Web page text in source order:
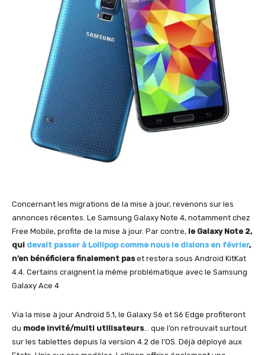
Concernant les migrations de la mise à jour, revenons sur les
annonces récentes. Le Samsung Galaxy Note 4, notamment chez
Free Mobile, profite de la mise à jour. Par contre, le Galaxy Note 2,
qui devait passer à Lollipop comme nous le disions en février,
n’en bénéficiera finalement paset restera sous Android KitKat
4.4. Certains craignent la même problématique avec le Samsung
Galaxy Ace 4
Via la mise à jour Android 5.1, le Galaxy S6 et S6 Edge profiteront
du mode invité/multi utilisateurs… que l’on retrouvait surtout
sur les tablettes depuis la version 4.2 de l’OS. Déjà déployé aux